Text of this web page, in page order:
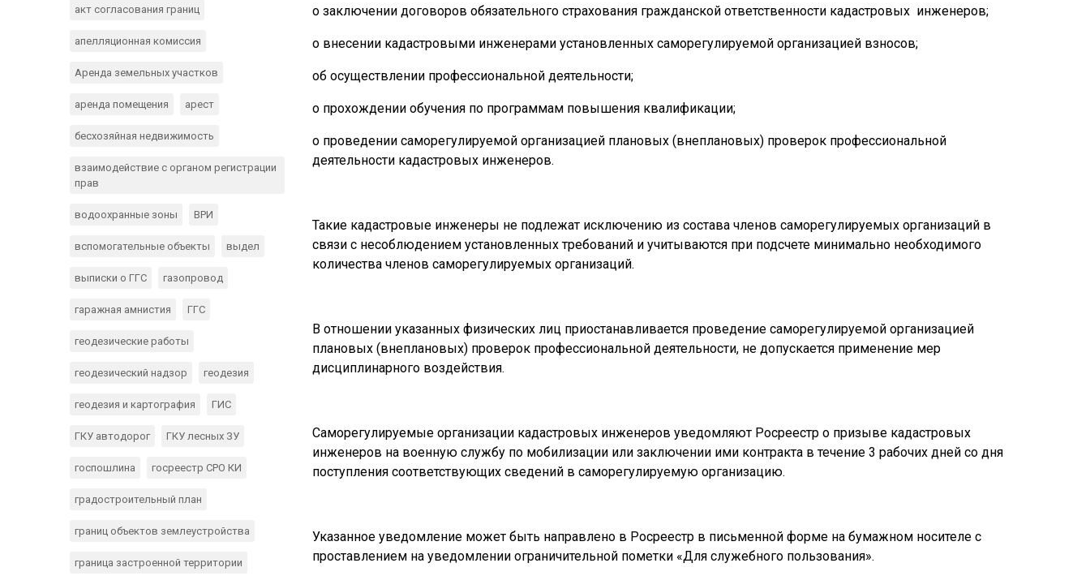
акт согласования границ
апелляционная комиссия
Аренда земельных участков
аренда помещения арест
бесхозяйная недвижимость
взаимодействие с органом регистрации
прав
водоохранные зоны ВРИ
вспомогательные объекты выдел
выписки о ГГС газопровод
гаражная амнистия ГГС
геодезические работы
геодезический надзор геодезия
геодезия и картография ГИС
ГКУ автодорог ГКУ лесных ЗУ
госпошлина госреестр СРО КИ
градостроительный план
границ объектов землеустройства
граница застроенной территории
о заключении договоров обязательного страхования гражданской ответственности кадастровых инженеров;
о внесении кадастровыми инженерами установленных саморегулируемой организацией взносов;
об осуществлении профессиональной деятельности;
о прохождении обучения по программам повышения квалификации;
о проведении саморегулируемой организацией плановых (внеплановых) проверок профессиональной
деятельности кадастровых инженеров.
Такие кадастровые инженеры не подлежат исключению из состава членов саморегулируемых организаций в
связи с несоблюдением установленных требований и учитываются при подсчете минимально необходимого
количества членов саморегулируемых организаций.
В отношении указанных физических лиц приостанавливается проведение саморегулируемой организацией
плановых (внеплановых) проверок профессиональной деятельности, не допускается применение мер
дисциплинарного воздействия.
Саморегулируемые организации кадастровых инженеров уведомляют Росреестр о призыве кадастровых
инженеров на военную службу по мобилизации или заключении ими контракта в течение 3 рабочих дней со дня
поступления соответствующих сведений в саморегулируемую организацию.
Указанное уведомление может быть направлено в Росреестр в письменной форме на бумажном носителе с
проставлением на уведомлении ограничительной пометки «Для служебного пользования».